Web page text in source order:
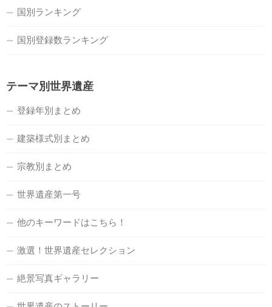
国別ランキング
国別登録数ランキング
テーマ別世界遺産
登録年別まとめ
建築様式別まとめ
宗教別まとめ
世界遺産第一号
他のキーワードはこちら！
激選！世界遺産セレクション
絶景写真ギャラリー